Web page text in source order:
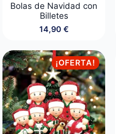
Bolas de Navidad con
Billetes
14,90 €
¡OFERTA!